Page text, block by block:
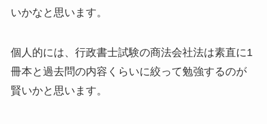
いかなと思います。
個人的には、行政書士試験の商法会社法は素直に1
冊本と過去問の内容くらいに絞って勉強するのが
賢いかと思います。